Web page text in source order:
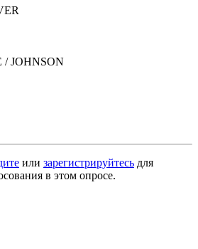
JOHNSON
или зарегистрируйтесь для
в этом опросе.